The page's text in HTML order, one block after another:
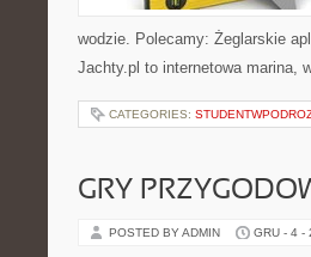
wodzie. Polecamy: Żeglarskie
Jachty.pl to internetowa marina,
CATEGORIES:
GRY
POSTED BY ADMIN GRU - 4 -